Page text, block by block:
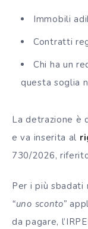
Immobili
Contratti
Chi ha un
questa soglia
La detrazione è
e va inserita al
730/2026,
Per i più sbadati
“uno sconto”
da pagare,